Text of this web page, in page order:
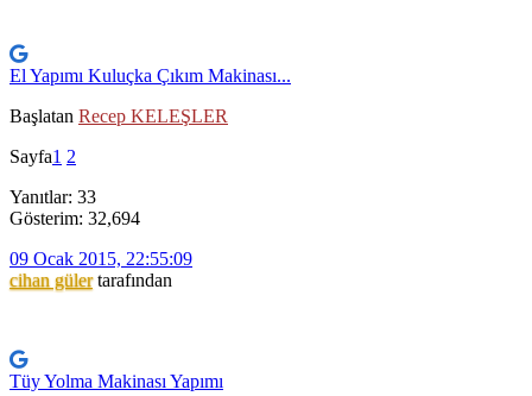
El Yapımı Kuluçka Çıkım Makinası...
Başlatan Recep KELEŞLER
Sayfa1 2
Yanıtlar: 33
Gösterim: 32,694
09 Ocak 2015, 22:55:09
cihan gülertarafından
Tüy Yolma Makinası Yapımı